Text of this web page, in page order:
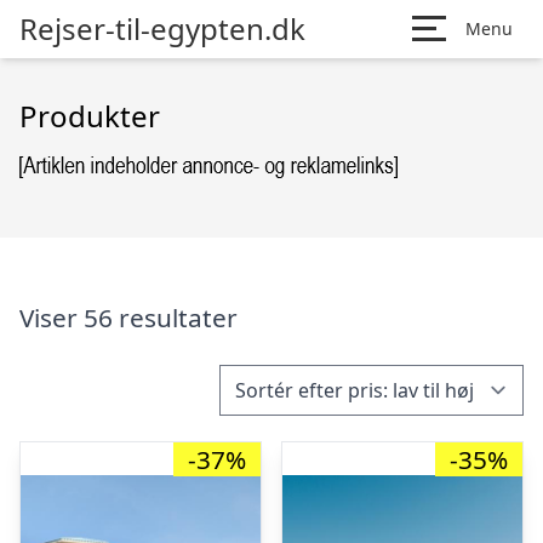
Rejser-til-egypten.dk Menu
Produkter
Viser 56 resultater
-37% -35%